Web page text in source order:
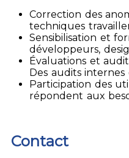
Correction des
techniques
Sensibilisation et
développeurs,
Évaluations et
Des audits
Participation des
répondent aux
Contact